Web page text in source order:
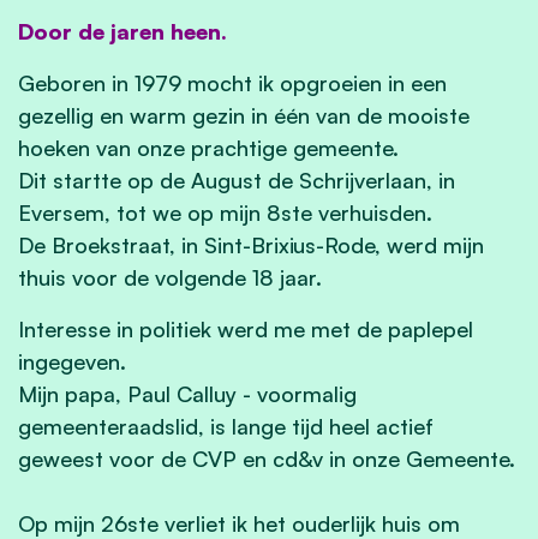
Door de jaren heen.
Geboren in 1979 mocht ik opgroeien in een
gezellig en warm gezin in één van de mooiste
hoeken van onze prachtige gemeente.
Dit startte op de August de Schrijverlaan, in
Eversem, tot we op mijn 8ste verhuisden.
De Broekstraat, in Sint-Brixius-Rode, werd mijn
thuis voor de volgende 18 jaar.
Interesse in politiek werd me met de paplepel
ingegeven.
Mijn papa, Paul Calluy - voormalig
gemeenteraadslid, is lange tijd heel actief
geweest voor de CVP en cd&v in onze Gemeente.
Op mijn 26ste verliet ik het ouderlijk huis om